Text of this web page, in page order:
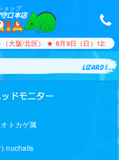
ョップ
口本店
大阪/北区） ★ 8月9日（日）12:00
lizards
ドモニター
トカゲ属
nuchalis